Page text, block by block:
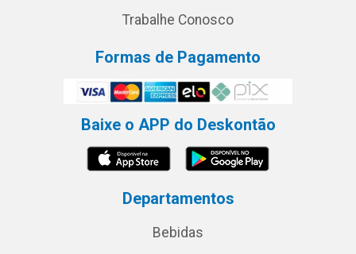
Trabalhe Conosco
Formas de Pagamento
Baixe o APP do Deskontão
Departamentos
Bebidas